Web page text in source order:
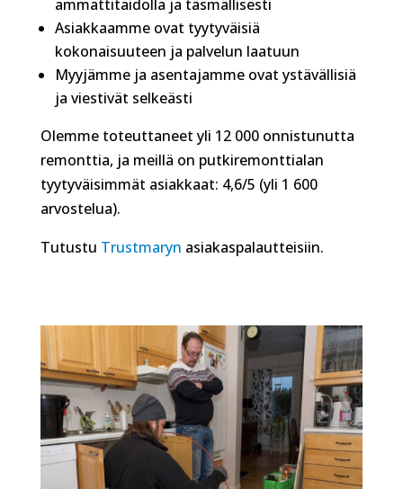
ammattitaidolla ja täsmällisesti
Asiakkaamme ovat tyytyväisiä
kokonaisuuteen ja palvelun laatuun
Myyjämme ja asentajamme ovat ystävällisiä
ja viestivät selkeästi
Olemme toteuttaneet yli 12 000 onnistunutta
remonttia, ja meillä on putkiremonttialan
tyytyväisimmät asiakkaat: 4,6/5 (yli 1 600
arvostelua).
Tutustu Trustmaryn asiakaspalautteisiin.